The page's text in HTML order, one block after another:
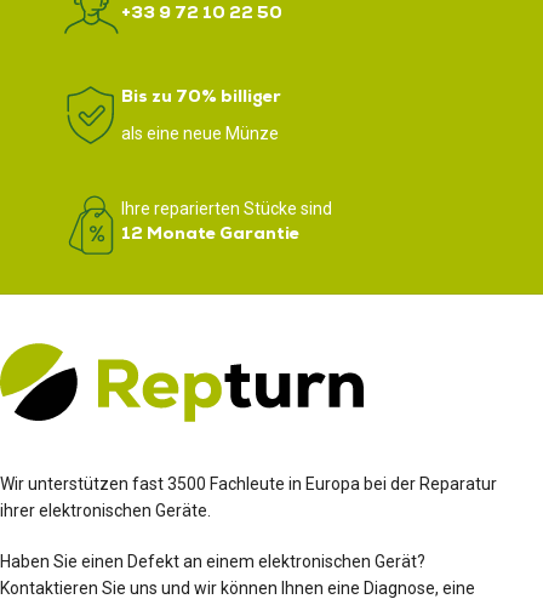
+33 9 72 10 22 50
Bis zu 70% billiger
als eine neue Münze
Ihre reparierten Stücke sind
12 Monate Garantie
Wir unterstützen fast 3500 Fachleute in Europa bei der Reparatur
ihrer elektronischen Geräte.
Haben Sie einen Defekt an einem elektronischen Gerät?
Kontaktieren Sie uns und wir können Ihnen eine Diagnose, eine